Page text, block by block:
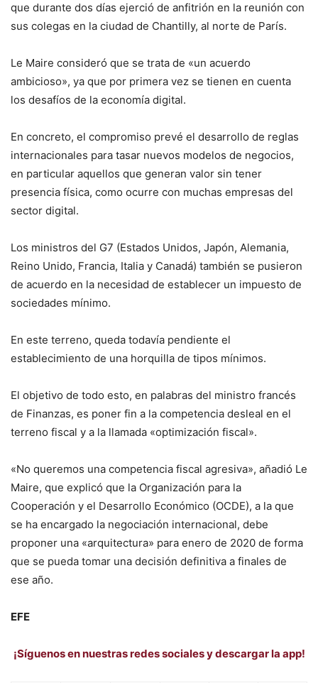
que durante dos días ejerció de anfitrión en la reunión con
sus colegas en la ciudad de Chantilly, al norte de París.
Le Maire consideró que se trata de «un acuerdo
ambicioso», ya que por primera vez se tienen en cuenta
los desafíos de la economía digital.
En concreto, el compromiso prevé el desarrollo de reglas
internacionales para tasar nuevos modelos de negocios,
en particular aquellos que generan valor sin tener
presencia física, como ocurre con muchas empresas del
sector digital.
Los ministros del G7 (Estados Unidos, Japón, Alemania,
Reino Unido, Francia, Italia y Canadá) también se pusieron
de acuerdo en la necesidad de establecer un impuesto de
sociedades mínimo.
En este terreno, queda todavía pendiente el
establecimiento de una horquilla de tipos mínimos.
El objetivo de todo esto, en palabras del ministro francés
de Finanzas, es poner fin a la competencia desleal en el
terreno fiscal y a la llamada «optimización fiscal».
«No queremos una competencia fiscal agresiva», añadió Le
Maire, que explicó que la Organización para la
Cooperación y el Desarrollo Económico (OCDE), a la que
se ha encargado la negociación internacional, debe
proponer una «arquitectura» para enero de 2020 de forma
que se pueda tomar una decisión definitiva a finales de
ese año.
EFE
¡Síguenos en nuestras redes sociales y descargar la app!